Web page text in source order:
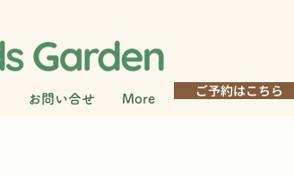
お問い合せ More ご予約はこちら